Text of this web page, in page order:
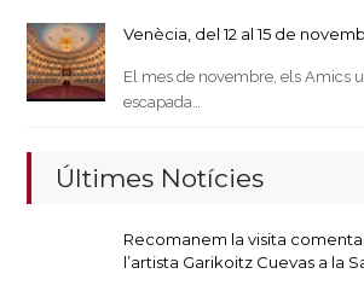
Venècia, del 12 al 15 de
El mes de novembre, els Amics
escapada…
Últimes Notícies
Recomanem la visita
l’artista Garikoitz Cuevas a la